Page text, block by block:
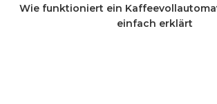
Wie funktioniert ein
einfach erklärt